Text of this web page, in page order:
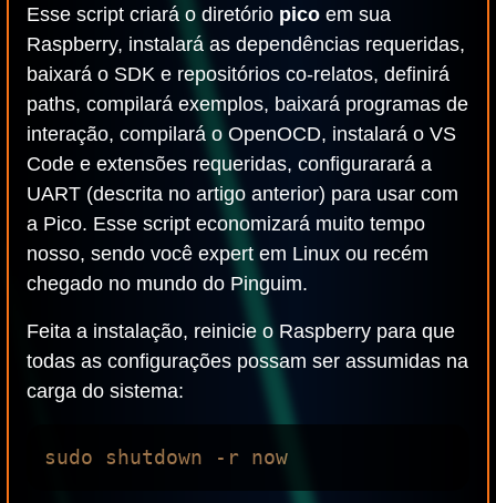
Esse script criará o diretório pico em sua
Raspberry, instalará as dependências requeridas,
baixará o SDK e repositórios co-relatos, definirá
paths, compilará exemplos, baixará programas de
interação, compilará o OpenOCD, instalará o VS
Code e extensões requeridas, configurarará a
UART (descrita no artigo anterior) para usar com
a Pico. Esse script economizará muito tempo
nosso, sendo você expert em Linux ou recém
chegado no mundo do Pinguim.
Feita a instalação, reinicie o Raspberry para que
todas as configurações possam ser assumidas na
carga do sistema: